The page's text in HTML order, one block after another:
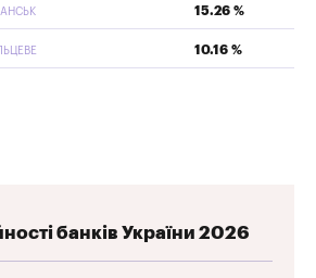
15.26 %
10.16 %
банків України 2026